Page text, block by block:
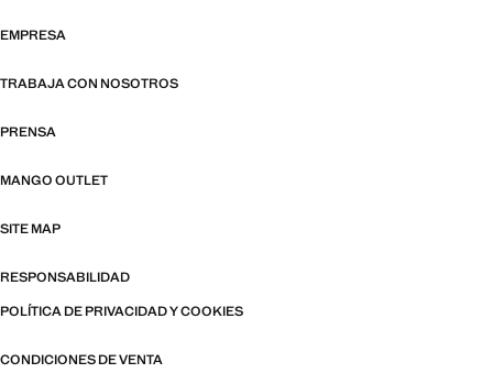
EMPRESA
TRABAJA CON NOSOTROS
PRENSA
MANGO OUTLET
SITE MAP
RESPONSABILIDAD
POLÍTICA DE PRIVACIDAD Y COOKIES
CONDICIONES DE VENTA